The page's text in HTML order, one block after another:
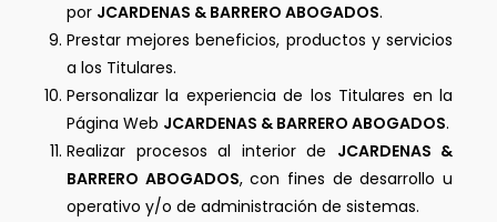
por JCARDENAS & BARRERO ABOGADOS.
Prestar mejores beneficios, productos y servicios
a los Titulares.
Personalizar la experiencia de los Titulares en la
Página Web JCARDENAS & BARRERO ABOGADOS.
Realizar procesos al interior de JCARDENAS &
BARRERO ABOGADOS, con fines de desarrollo u
operativo y/o de administración de sistemas.